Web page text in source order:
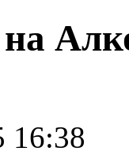
на
16:38